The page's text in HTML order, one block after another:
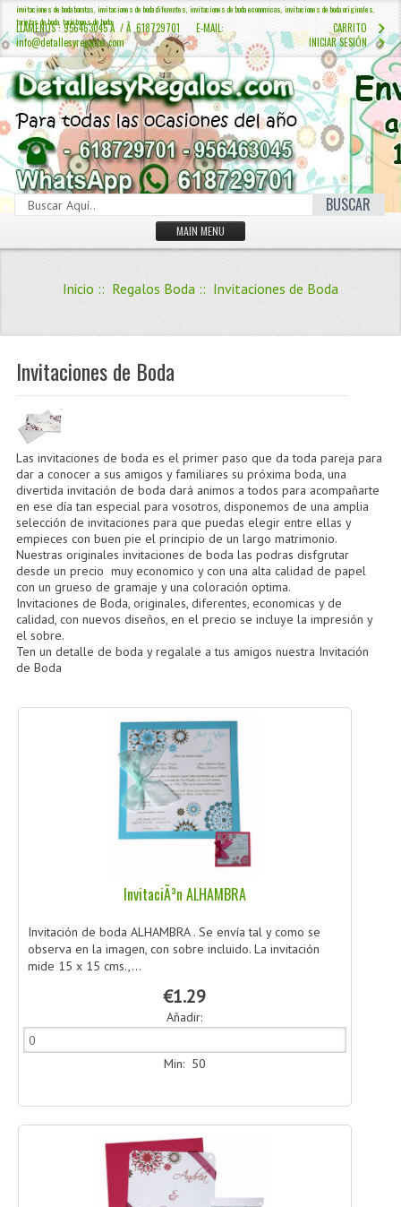
invitaciones de boda baratas, invitaciones de boda diferentes, invitaciones de boda economicas, invitaciones de boda originales,
tarjetas de boda, tarjetones de boda
LLÁMENOS : 956463045 Â / Â 618729701 E-MAIL:
info@detallesyregalos.com
CARRITO
INICIAR SESIÓN
BUSCAR
MAIN MENU
CONTÁCTENOS
QUIENES SOMOS
BLOG
Inicio :: Regalos Boda :: Invitaciones de Boda
Invitaciones de Boda
Las invitaciones de boda es el primer paso que da toda pareja para
dar a conocer a sus amigos y familiares su próxima boda, una
divertida invitación de boda dará animos a todos para acompañarte
en ese día tan especial para vosotros, disponemos de una amplia
selección de invitaciones para que puedas elegir entre ellas y
empieces con buen pie el principio de un largo matrimonio.
Nuestras originales invitaciones de boda las podras disfgrutar
desde un precio muy economico y con una alta calidad de papel
con un grueso de gramaje y una coloración optima.
Invitaciones de Boda, originales, diferentes, economicas y de
calidad, con nuevos diseños, en el precio se incluye la impresión y
el sobre.
Ten un detalle de boda y regalale a tus amigos nuestra Invitación
de Boda
InvitaciÃ³n ALHAMBRA
Invitación de boda ALHAMBRA . Se envía tal y como se
observa en la imagen, con sobre incluido. La invitación
mide 15 x 15 cms.,...
€1.29
Añadir:
Min: 50